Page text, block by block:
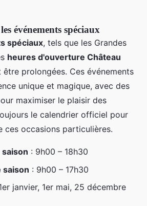
événements spéciaux
spéciaux, tels que les Grandes
heures d'ouverture Château
être prolongées. Ces événements
unique et magique, avec des
maximiser le plaisir des
le calendrier officiel pour
ces occasions particulières.
: 9h00 – 18h30
saison : 9h00 – 17h30
janvier, 1er mai, 25 décembre